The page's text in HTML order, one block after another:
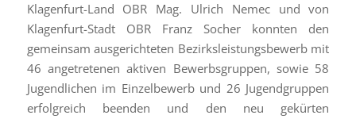
Klagenfurt-Land OBR Mag. Ulrich Nemec und von
Klagenfurt-Stadt OBR Franz Socher konnten den
gemeinsam ausgerichteten Bezirksleistungsbewerb mit
46 angetretenen aktiven Bewerbsgruppen, sowie 58
Jugendlichen im Einzelbewerb und 26 Jugendgruppen
erfolgreich beenden und den neu gekürten